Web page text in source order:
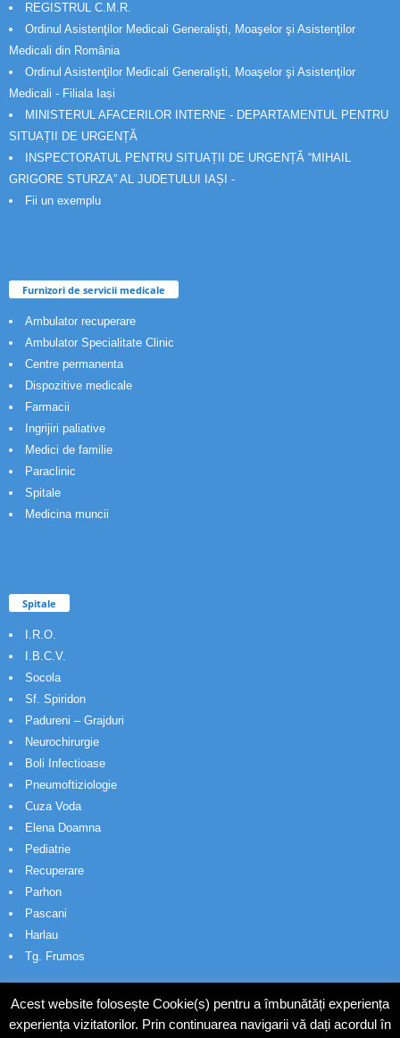
REGISTRUL C.M.R.
Ordinul Asistenţilor Medicali Generalişti, Moaşelor şi Asistenţilor
Medicali din România
Ordinul Asistenţilor Medicali Generalişti, Moaşelor şi Asistenţilor
Medicali - Filiala Iași
MINISTERUL AFACERILOR INTERNE - DEPARTAMENTUL PENTRU
SITUAȚII DE URGENȚĂ
INSPECTORATUL PENTRU SITUAȚII DE URGENȚĂ “MIHAIL
GRIGORE STURZA” AL JUDETULUI IAȘI -
Fii un exemplu
Furnizori de servicii medicale
Ambulator recuperare
Ambulator Specialitate Clinic
Centre permanenta
Dispozitive medicale
Farmacii
Ingrijiri paliative
Medici de familie
Paraclinic
Spitale
Medicina muncii
Spitale
I.R.O.
I.B.C.V.
Socola
Sf. Spiridon
Padureni – Grajduri
Neurochirurgie
Boli Infectioase
Pneumoftiziologie
Cuza Voda
Elena Doamna
Pediatrie
Recuperare
Parhon
Pascani
Harlau
Tg. Frumos
Acest website folosește Cookie(s) pentru a îmbunătăți experiența
experiența vizitatorilor. Prin continuarea navigarii vă dați acordul în